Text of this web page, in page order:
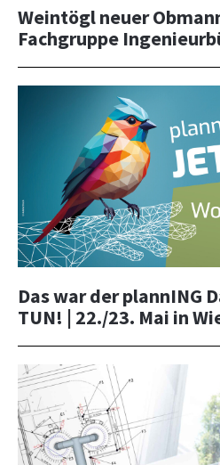
Weintögl neuer
Fachgruppe
Das war der plannING
TUN! | 22./23. Mai in